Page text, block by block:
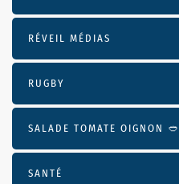
RÉVEIL MÉDIAS
RUGBY
SALADE TOMATE OIGNON 🥙
SANTÉ